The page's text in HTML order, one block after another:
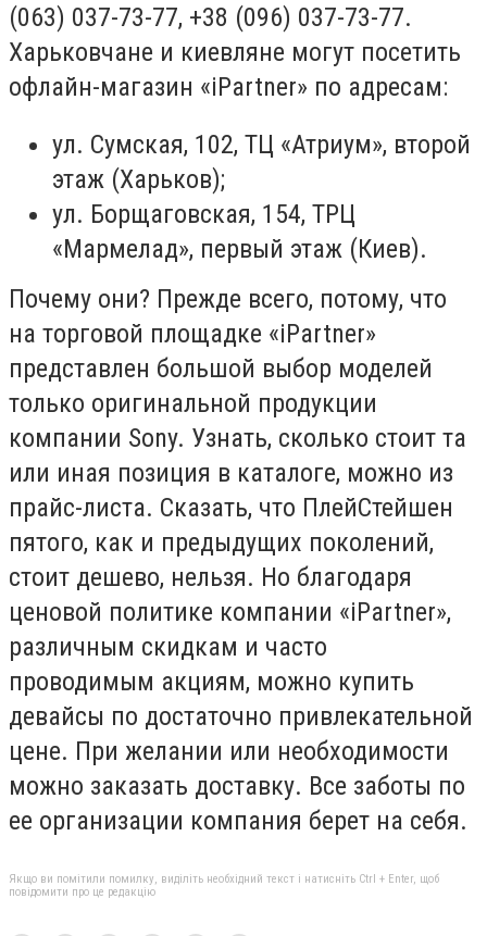
(063) 037-73-77, +38 (096) 037-73-77.
Харьковчане и киевляне могут посетить
офлайн-магазин «iPartner» по адресам:
ул. Сумская, 102, ТЦ «Атриум», второй
этаж (Харьков);
ул. Борщаговская, 154, ТРЦ
«Мармелад», первый этаж (Киев).
Почему они? Прежде всего, потому, что
на торговой площадке «iPartner»
представлен большой выбор моделей
только оригинальной продукции
компании Sony. Узнать, сколько стоит та
или иная позиция в каталоге, можно из
прайс-листа. Сказать, что ПлейСтейшен
пятого, как и предыдущих поколений,
стоит дешево, нельзя. Но благодаря
ценовой политике компании «iPartner»,
различным скидкам и часто
проводимым акциям, можно купить
девайсы по достаточно привлекательной
цене. При желании или необходимости
можно заказать доставку. Все заботы по
ее организации компания берет на себя.
Якщо ви помітили помилку, виділіть необхідний текст і натисніть Ctrl + Enter, щоб
повідомити про це редакцію